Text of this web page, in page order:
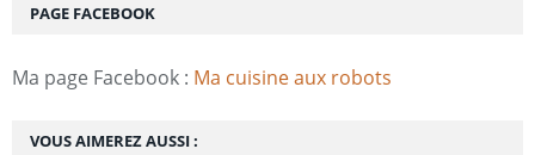
VOUS AIMEREZ AUSSI :
PAGE FACEBOOK
Ma page Facebook : Ma cuisine aux robots